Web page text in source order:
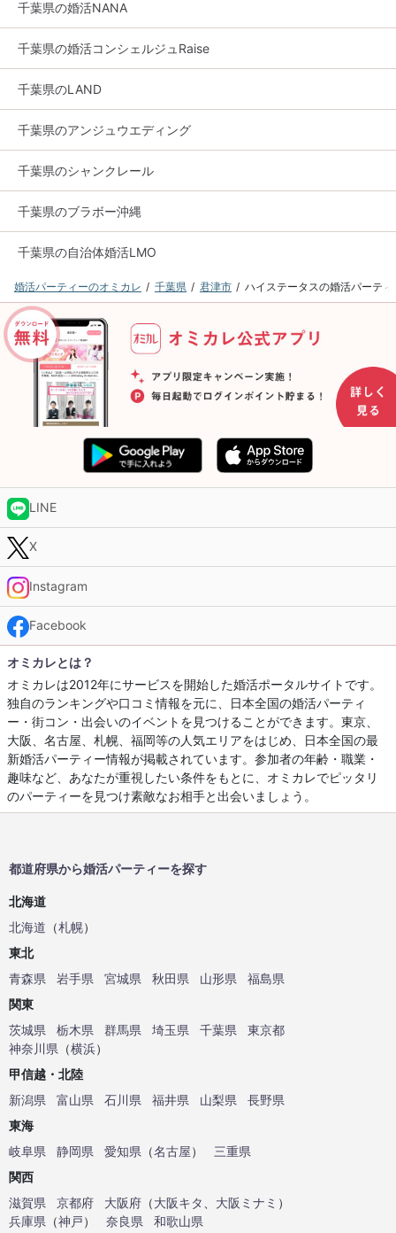
千葉県の婚活NANA
千葉県の婚活コンシェルジュRaise
千葉県のLAND
千葉県のアンジュウエディング
千葉県のシャンクレール
千葉県のブラボー沖縄
千葉県の自治体婚活LMO
婚活パーティーのオミカレ 千葉県 君津市 ハイステータスの婚活パーティ
LINE
X
Instagram
Facebook
オミカレとは？
オミカレは2012年にサービスを開始した婚活ポータルサイトです。
独自のランキングや口コミ情報を元に、日本全国の婚活パーティ
ー・街コン・出会いのイベントを見つけることができます。東京、
大阪、名古屋、札幌、福岡等の人気エリアをはじめ、日本全国の最
新婚活パーティー情報が掲載されています。参加者の年齢・職業・
趣味など、あなたが重視したい条件をもとに、オミカレでピッタリ
のパーティーを見つけ素敵なお相手と出会いましょう。
都道府県から婚活パーティーを探す
北海道
北海道 （札幌）
東北
青森県
岩手県 宮城県 秋田県 山形県
福島県
関東
茨城県
栃木県 群馬県 埼玉県 千葉県
東京都
神奈川県 （横浜）
甲信越・北陸
新潟県
富山県 石川県 福井県 山梨県
長野県
東海
岐阜県
静岡県 愛知県 （名古屋）
三重県
関西
滋賀県
京都府 大阪府 （大阪キタ 大阪ミナミ ）
兵庫県 （神戸） 奈良県
和歌山県